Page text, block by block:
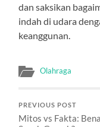
dan saksikan
indah di udara
keanggunan.
Olahraga
PREVIOUS POST
Mitos vs Fakta: